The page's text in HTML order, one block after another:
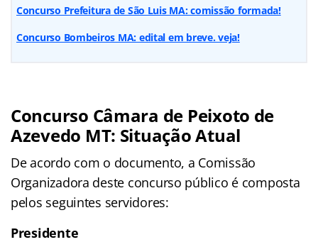
Concurso Prefeitura de São Luis MA: comissão formada!
Concurso Bombeiros MA: edital em breve. veja!
Concurso Câmara de Peixoto de
Azevedo MT: Situação Atual
De acordo com o documento, a Comissão
Organizadora deste concurso público é composta
pelos seguintes servidores:
Presidente